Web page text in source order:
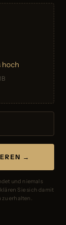
hoch
→
und niemals
Sie sich damit
erhalten.